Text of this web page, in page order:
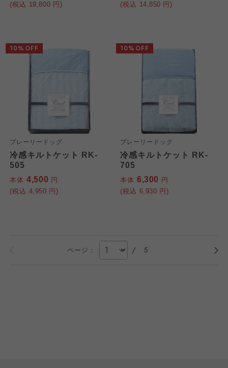
(税込 19,800 円)
(税込 14,850 円)
プレーリードッグ
冷感キルトケット RK-
505
本体 4,500 円
(税込 4,950 円)
10%OFF
プレーリードッグ
冷感キルトケット RK-
705
本体 6,300 円
(税込 6,930 円)
10%OFF
ページ： / 5